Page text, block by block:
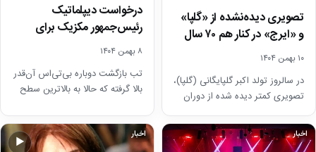
تصویری دیده‌نشده از «گلپا»
و «ایرج» در کنار هم ۷۰ سال
قبل/…۱۰ بهمن ۱۴۰۴
در سالروز تولد اکبر گلپایگانی (گلپا)،
تصویری کمتر دیده شده از دوران
جوانی این هنرمند را در کنار…
درخواست دیپلماتیک
رئیس‌جمهور مکزیک برای
افزایش کنسرت‌های
بی‌تی‌اس
۸ بهمن ۱۴۰۴
تب بازگشت دوباره بی‌تی‌اس آن‌قدر
بالا گرفته که حالا به بالاترین سطح
رئیس‌جمهور…
اخبار
▶
اخبار